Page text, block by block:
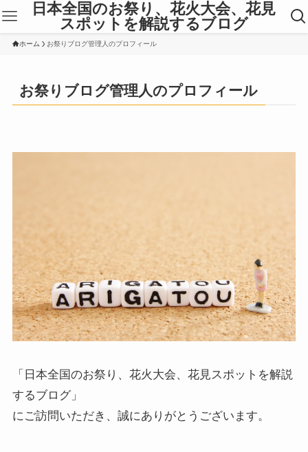
日本全国のお祭り、花火大会、花見
スポットを解説するブログ
ホーム お祭りブログ管理人のプロフィール
お祭りブログ管理人のプロフィール
「日本全国のお祭り、花火大会、花見スポットを解説
するブログ」
にご訪問いただき、誠にありがとうございます。